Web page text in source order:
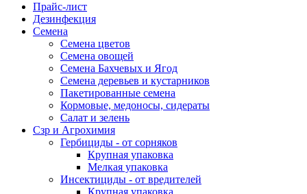
Прайс-лист
Дезинфекция
Семена
Семена цветов
Семена овощей
Семена Бахчевых и Ягод
Семена деревьев и кустарников
Пакетированные семена
Кормовые, медоносы, сидераты
Салат и зелень
Сзр и Агрохимия
Гербициды - от сорняков
Крупная упаковка
Мелкая упаковка
Инсектициды - от вредителей
Крупная упаковка